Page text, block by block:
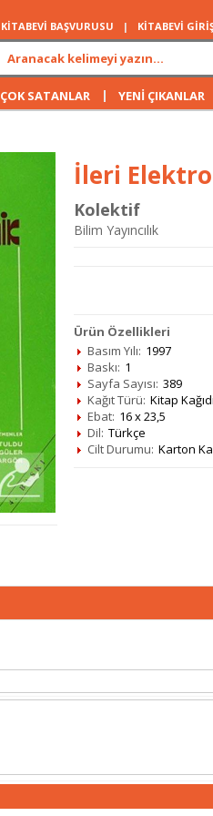
KİTABEVİ BAŞVURUSU | KİTABEVİ
ÇOK SATANLAR | YENİ ÇIKANLAR
İleri
Kolektif
Bilim Yayıncılık
Ürün Özellikleri
Basım Yılı: 1997
Baskı: 1
Sayfa Sayısı: 389
Kağıt Türü: Kitap Kağıdı
Ebat: 16 x 23,5
Dil: Türkçe
Cilt Durumu: Karton